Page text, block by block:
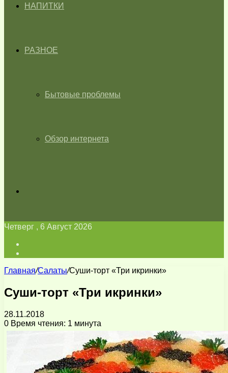
НАПИТКИ
РАЗНОЕ
Бытовые проблемы
Обзор интернета
Четверг , 6 Август 2026
Главная/Салаты/Суши-торт «Три икринки»
Суши-торт «Три икринки»
28.11.2018
0 Время чтения: 1 минута